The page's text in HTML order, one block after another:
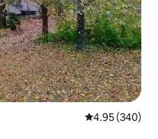
평점 4.95점(5
4.95 (340)